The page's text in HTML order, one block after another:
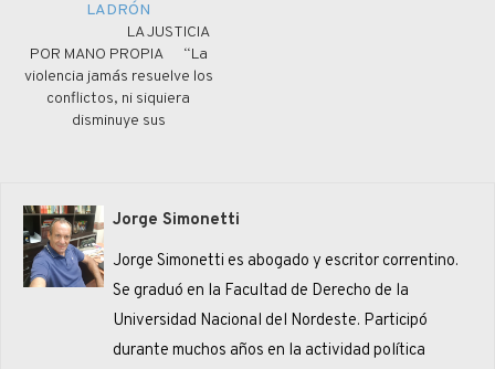
LADRÓN
LA JUSTICIA
POR MANO PROPIA “La
violencia jamás resuelve los
conflictos, ni siquiera
disminuye sus
álbum “Setiembre del 88”,
grababa la canción
“Quieren matar…
Jorge Simonetti
Jorge Simonetti es abogado y escritor correntino.
Se graduó en la Facultad de Derecho de la
Universidad Nacional del Nordeste. Participó
durante muchos años en la actividad política